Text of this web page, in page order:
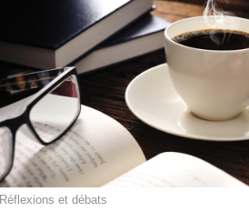
Réflexions et débats